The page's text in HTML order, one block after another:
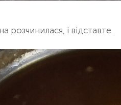
і відставте.